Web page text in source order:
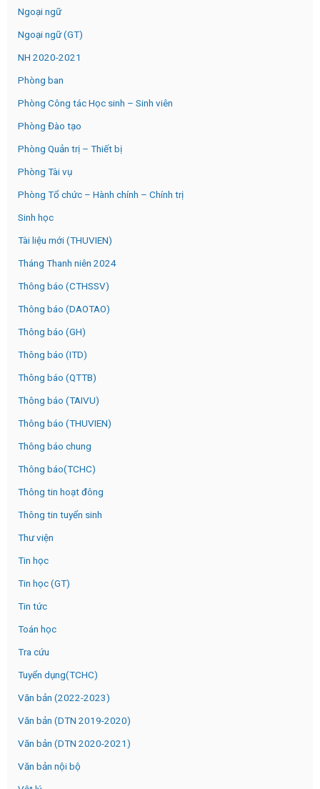
Ngoại ngữ
Ngoại ngữ (GT)
NH 2020-2021
Phòng ban
Phòng Công tác Học sinh – Sinh viên
Phòng Đào tạo
Phòng Quản trị – Thiết bị
Phòng Tài vụ
Phòng Tổ chức – Hành chính – Chính trị
Sinh học
Tài liệu mới (THUVIEN)
Tháng Thanh niên 2024
Thông báo (CTHSSV)
Thông báo (DAOTAO)
Thông báo (GH)
Thông báo (ITD)
Thông báo (QTTB)
Thông báo (TAIVU)
Thông báo (THUVIEN)
Thông báo chung
Thông báo(TCHC)
Thông tin hoạt đông
Thông tin tuyển sinh
Thư viện
Tin học
Tin học (GT)
Tin tức
Toán học
Tra cứu
Tuyển dụng(TCHC)
Văn bản (2022-2023)
Văn bản (DTN 2019-2020)
Văn bản (DTN 2020-2021)
Văn bản nội bộ